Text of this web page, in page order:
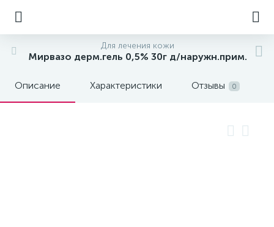
Для лечения кожи
Мирвазо дерм.гель 0,5% 30г д/наружн.прим.
Описание Характеристики Отзывы 0